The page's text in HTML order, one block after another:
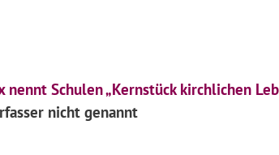
nennt Schulen „Kernstück kirchlichen
nicht genannt